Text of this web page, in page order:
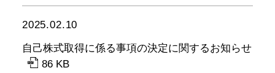
2025.02.10
自己株式取得に係る事項の決定に関するお知らせ
86 KB